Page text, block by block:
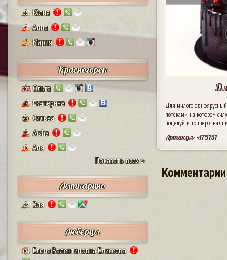
38 Юлия
24 Анна
5 Мария
Красногорск
207 Ольга
43 Екатерина
64 Сильва
29 Aisha
19
Аня
Показать всех »
Лыткарино
23 Эля
Люберцы
101 Елена Валентиновна Елисеева
Для милого одноярусный
потеками, на котором
поцелуй и топпер с
Артикул: A75151
Комментарии